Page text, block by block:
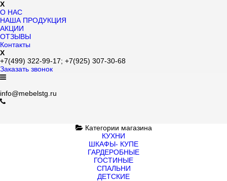
X
О НАС
НАША ПРОДУКЦИЯ
АКЦИИ
ОТЗЫВЫ
Контакты
X
+7(499) 322-99-17; +7(925) 307-30-68
Заказать звонок
info@mebelstg.ru
Категории магазина
КУХНИ
ШКАФЫ- КУПЕ
ГАРДЕРОБНЫЕ
ГОСТИНЫЕ
СПАЛЬНИ
ДЕТСКИЕ